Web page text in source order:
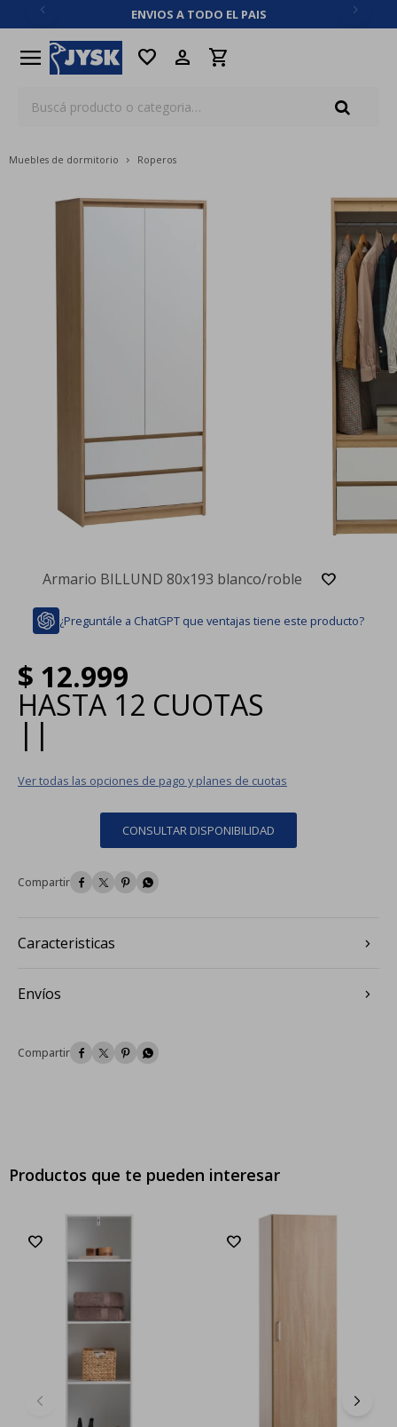
ENVIOS A TODO EL PAIS
menu favorite
Muebles de dormitorio Roperos
Armario BILLUND 80x193 blanco/roble
¿Preguntále a ChatGPT que ventajas tiene este producto?
$ 12.999
HASTA 12 CUOTAS
| |
Ver todas las opciones de pago y planes de cuotas
CONSULTAR DISPONIBILIDAD
   
Caracteristicas
Envíos
   
Productos que te pueden interesar
close